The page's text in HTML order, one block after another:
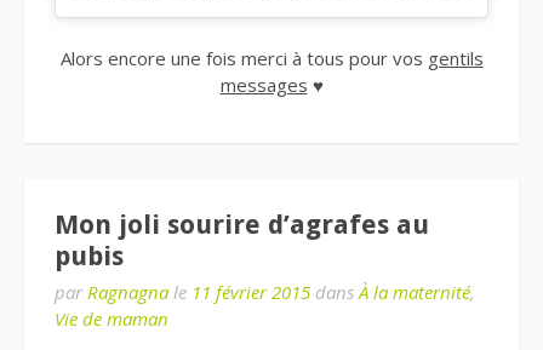
Alors encore une fois merci à tous pour vos gentils
messages ♥
Mon joli sourire d’agrafes au
pubis
par Ragnagna le 11 février 2015 dansÀ la maternité,
Vie de maman